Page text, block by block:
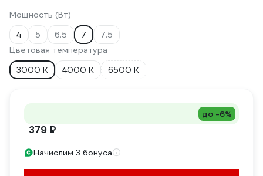
Мощность (Вт)
4
5 6.5 7
7.5
Цветовая температура
3000 К
4000 К 6500 К
до -6%
379 ₽
Начислим 3 бонуса